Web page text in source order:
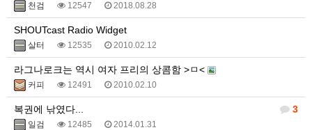
천검 12547 2018.08.28
SHOUTcast Radio Widget
살터 12535 2010.02.12
라그나로크는 역시 여자 프리의 상콤함 >ㅁ<
커피 12491 2010.02.10
3
복권에 낚였다...
일검 12485 2014.01.31